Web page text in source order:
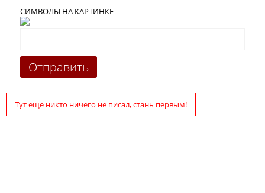
СИМВОЛЫ НА КАРТИНКЕ
Тут еще никто ничего не писал, стань первым!